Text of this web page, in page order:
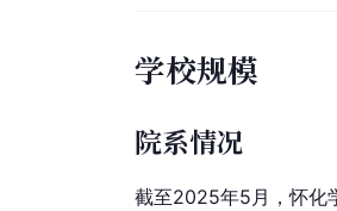
学校规模
院系情况
截至2025年5月，怀化